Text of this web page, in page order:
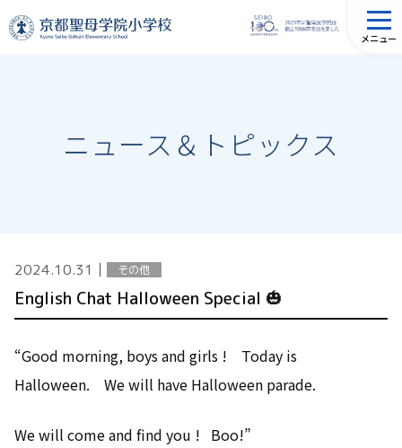
メニュー
ニュース＆トピックス
2024.10.31 │ その他
English Chat Halloween Special 🎃
“Good morning, boys and girls ! Today is
Halloween. We will have Halloween parade.
We will come and find you ! Boo!”